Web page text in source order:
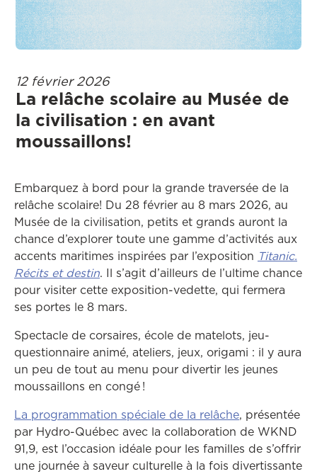
12 février 2026
La relâche scolaire au Musée de
la civilisation : en avant
moussaillons!
Embarquez à bord pour la grande traversée de la
relâche scolaire! Du 28 février au 8 mars 2026, au
Musée de la civilisation, petits et grands auront la
chance d’explorer toute une gamme d’activités aux
accents maritimes inspirées par l’exposition Titanic.
Récits et destin. Il s’agit d’ailleurs de l’ultime chance
pour visiter cette exposition-vedette, qui fermera
ses portes le 8 mars.
Spectacle de corsaires, école de matelots, jeu-
questionnaire animé, ateliers, jeux, origami : il y aura
un peu de tout au menu pour divertir les jeunes
moussaillons en congé !
La programmation spéciale de la relâche, présentée
par Hydro-Québec avec la collaboration de WKND
91,9, est l’occasion idéale pour les familles de s’offrir
une journée à saveur culturelle à la fois divertissante